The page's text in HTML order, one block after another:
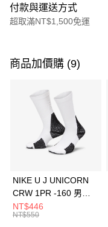
付款與運送方式
超取滿NT$1,500免運
信用卡一次付款
3 期 0 利率 每期
合作金庫商業銀行
華南商業銀行
上海商業儲蓄銀行
元大商業銀行
Apple Pay
全盈+PAY
AFTEE先享後付
商品加價購 (9)
NIKE U J UNICORN
CRW 1PR -160 男女
中統襪 FZ3393100
NT$446
NT$550